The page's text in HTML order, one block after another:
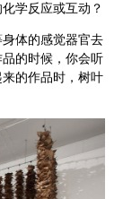
学反应或互动？
体的感觉器官去
的时候，你会听
的作品时，树叶